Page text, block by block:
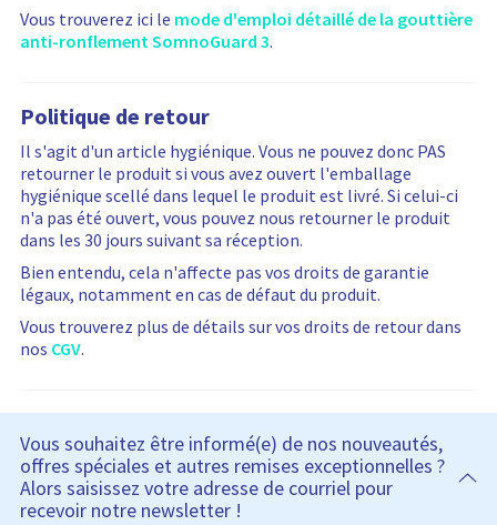
Vous trouverez ici le mode d'emploi détaillé de la gouttière
anti-ronflement SomnoGuard 3.
Politique de retour
Il s'agit d'un article hygiénique. Vous ne pouvez donc PAS
retourner le produit si vous avez ouvert l'emballage
hygiénique scellé dans lequel le produit est livré. Si celui-ci
n'a pas été ouvert, vous pouvez nous retourner le produit
dans les 30 jours suivant sa réception.
Bien entendu, cela n'affecte pas vos droits de garantie
légaux, notamment en cas de défaut du produit.
Vous trouverez plus de détails sur vos droits de retour dans
nos CGV.
Vous souhaitez être informé(e) de nos nouveautés,
offres spéciales et autres remises exceptionnelles ?
Alors saisissez votre adresse de courriel pour
recevoir notre newsletter !